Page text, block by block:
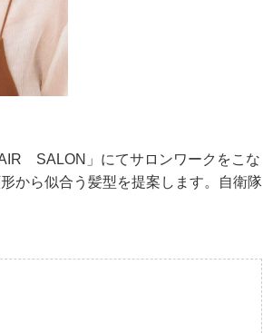
SALON」にてサロンワークをこな
から似合う髪型を提案します。自衛隊